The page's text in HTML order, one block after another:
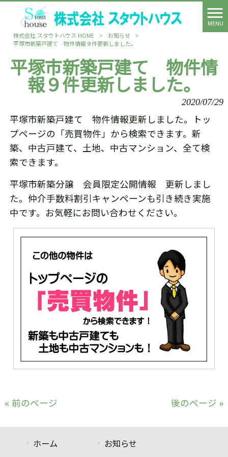
MENU
株式会社 スタウトハウス HOME
> お知らせ
>
平塚市新築戸建て 物件情報９件更新しました。
平塚市新築戸建て 物件情
報９件更新しました。
2020/07/29
平塚市新築戸建て 物件情報更新しました。トッ
プページの「売買物件」から検索できます。新
築、中古戸建て、土地、中古マンション、全て検
索できます。
平塚市新築分譲 会員限定公開情報 更新しまし
た。仲介手数料割引キャンペーンも引き続き実施
中です。お気軽にお問い合わせください。
« 前のページ 後のページ »
ホーム お知らせ